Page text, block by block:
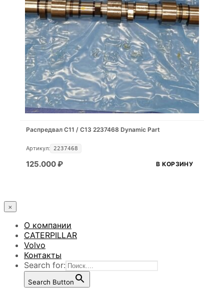
Распредвал С11 / С13 2237468 Dynamic Part
Артикул: 2237468
125.000₽ В КОРЗИНУ
×
О компании
CATERPILLAR
Volvo
Контакты
Search for:
Search Button